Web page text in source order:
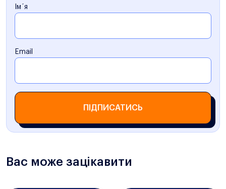
Ім´я
Email
ПІДПИСАТИСЬ
Вас може зацікавити